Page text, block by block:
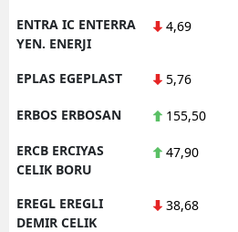
ENTRA IC ENTERRA
YEN. ENERJI
4,69
EPLAS EGEPLAST 5,76
ERBOS ERBOSAN 155,50
ERCB ERCIYAS
CELIK BORU
47,90
EREGL EREGLI
DEMIR CELIK
38,68